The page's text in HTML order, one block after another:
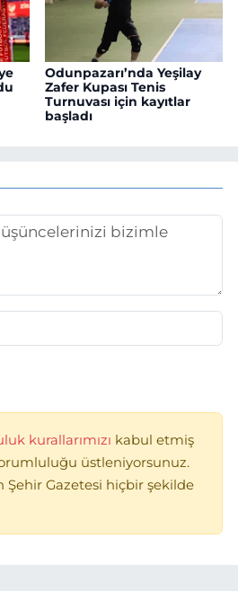
Odunpazarı’nda Yeşilay
Zafer Kupası Tenis
Turnuvası için kayıtlar
başladı
kurallarımızı kabul etmiş
üstleniyorsunuz.
Şehir Gazetesi hiçbir şekilde